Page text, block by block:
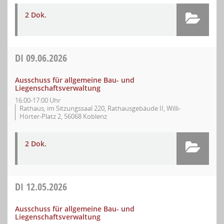
2 Dok.
DI 09.06.2026
Ausschuss für allgemeine Bau- und
Liegenschaftsverwaltung
16:00-17:00 Uhr
Rathaus, im Sitzungssaal 220, Rathausgebäude II, Willi-
Hörter-Platz 2, 56068 Koblenz
2 Dok.
DI 12.05.2026
Ausschuss für allgemeine Bau- und
Liegenschaftsverwaltung